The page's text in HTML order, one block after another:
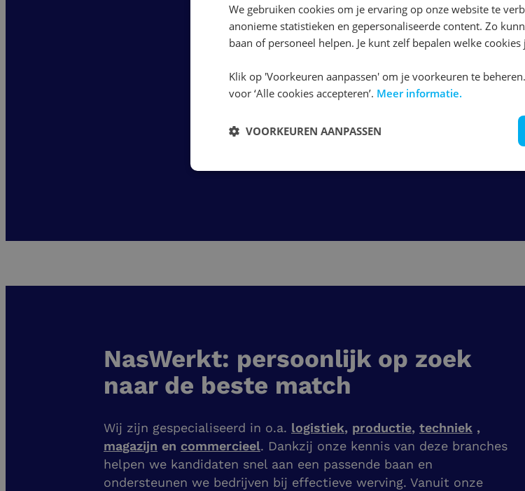
16,86-17,57per uur
40 uur
NasWerkt: persoonlijk op zoek
naar de beste match
Wij zijn gespecialiseerd in o.a. logistiek, productie, techniek ,
magazijn en commercieel. Dankzij onze kennis van deze branches
helpen we kandidaten snel aan een passende baan en
ondersteunen we bedrijven bij effectieve werving. Vanuit onze
We gebruiken cookies om je ervaring op onze website te
anonieme statistieken en gepersonaliseerde content. Zo
baan of personeel helpen. Je kunt zelf bepalen welke cookies
Klik op 'Voorkeuren aanpassen' om je voorkeuren te
voor ‘Alle cookies accepteren’. Meer informatie.
VOORKEUREN AANPASSEN